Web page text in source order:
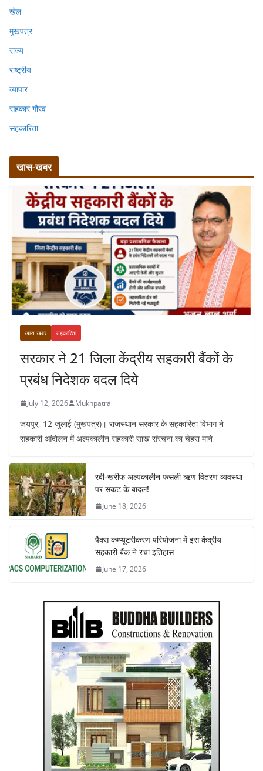
खेल
मुखपत्र
राज्य
राष्ट्रीय
व्यापार
सहकार गौरव
सहकारिता
खास-खबर
खास खबर सहकारिता
सरकार ने 21 जिला केंद्रीय सहकारी बैंकों के
प्रबंध निदेशक बदल दिये
July 12, 2026 Mukhpatra
जयपुर, 12 जुलाई (मुखपत्र)। राजस्थान सरकार के सहकारिता विभाग ने
सहकारी आंदोलन में अल्पकालीन सहकारी साख संरचना का चेहरा माने
रबी-खरीफ अल्पकालीन फसली ऋण वितरण व्यवस्था
पर संकट के बादल!
June 18, 2026
पैक्स कम्प्यूटरीकरण परियोजना में इस केंद्रीय
सहकारी बैंक ने रचा इतिहास
June 17, 2026